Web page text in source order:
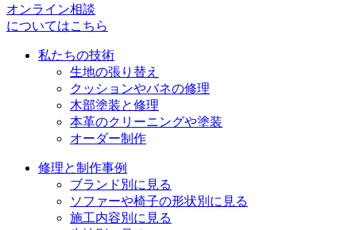
シ
ョ
オンライン相談
についてはこちら
私たちの技術
生地の張り替え
クッションやバネの修理
木部塗装と修理
本革のクリーニングや塗装
オーダー制作
修理と制作事例
ブランド別に見る
ソファーや椅子の形状別に見る
施工内容別に見る